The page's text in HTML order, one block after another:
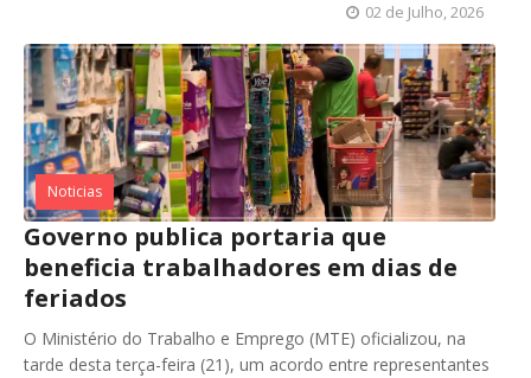
02 de Julho, 2026
Noticias
Governo publica portaria que
beneficia trabalhadores em dias de
feriados
O Ministério do Trabalho e Emprego (MTE) oficializou, na
tarde desta terça-feira (21), um acordo entre representantes